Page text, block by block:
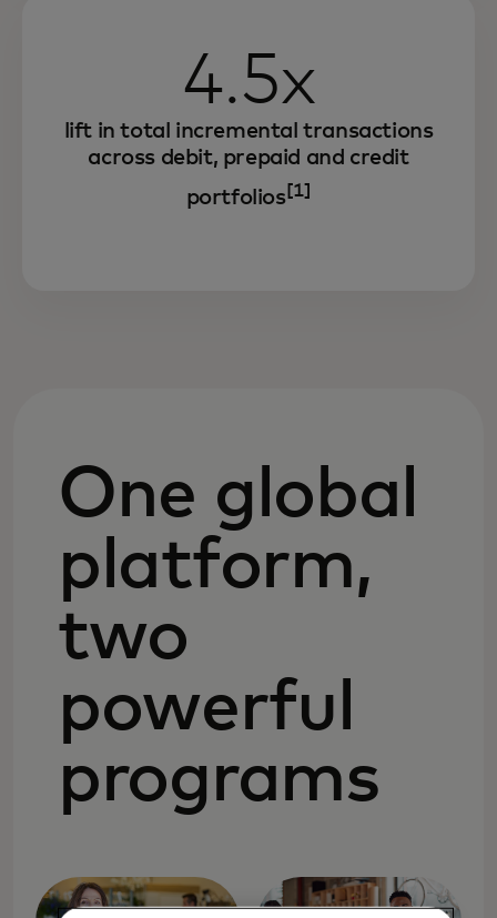
4.5x
lift in total incremental transactions
across debit, prepaid and credit
portfolios [1]
One global
platform,
two
powerful
programs